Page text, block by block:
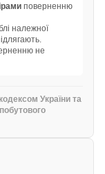
поверненню
належної
не
України та